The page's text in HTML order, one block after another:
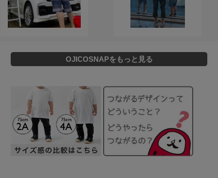
OJICOSNAPをもっと見る